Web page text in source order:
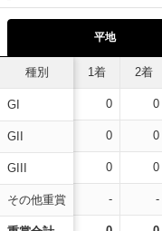
平地
種別
GI
GII
GIII
その他重賞
1着 2着
0 0
0 0
0 0
- -